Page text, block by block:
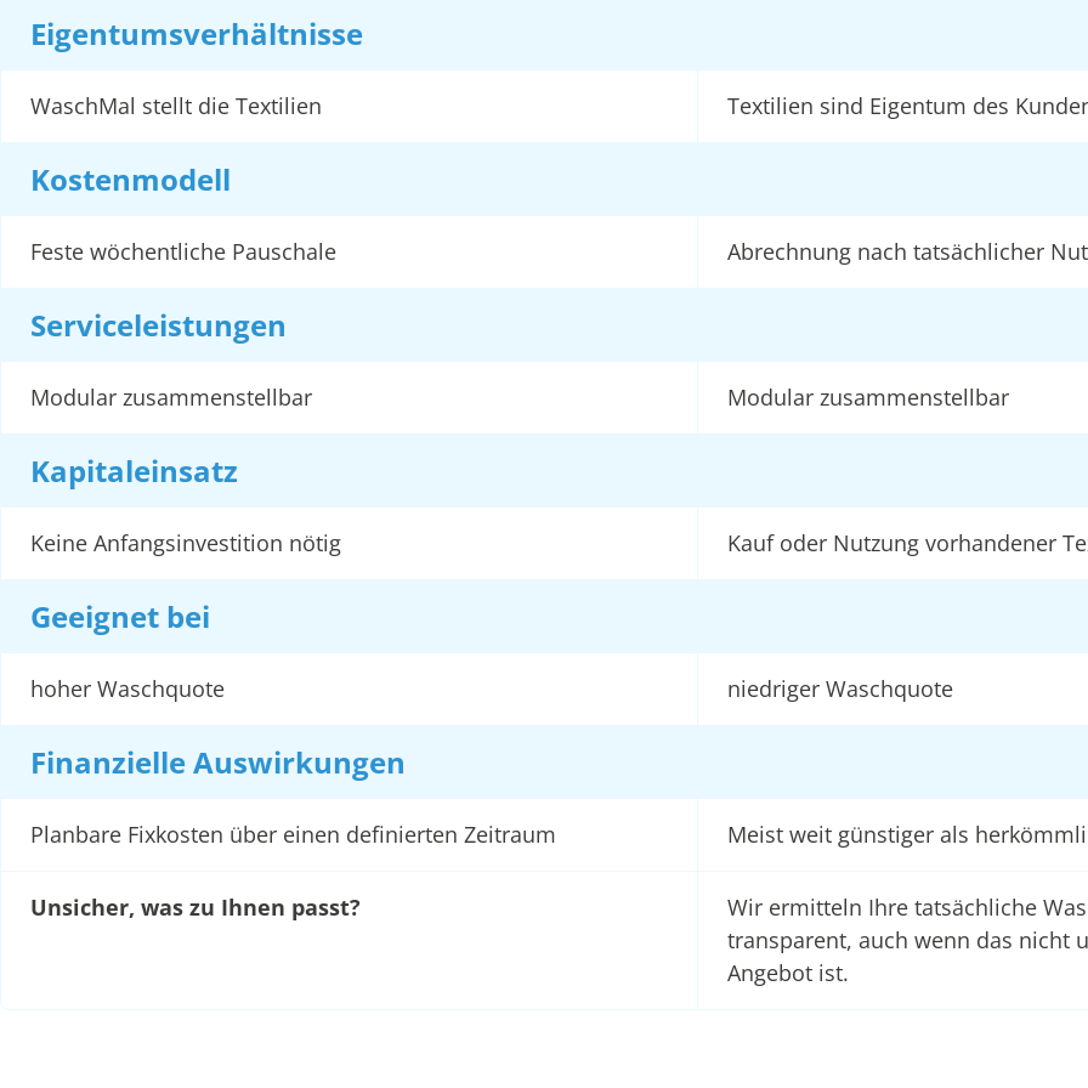
Eigentumsverhältnisse
WaschMal stellt die Textilien Textilien sind Eigentum des
Kostenmodell
Feste wöchentliche Pauschale Abrechnung nach tatsächlicher
Serviceleistungen
Modular zusammenstellbar Modular zusammenstellbar
Kapitaleinsatz
Keine Anfangsinvestition nötig Kauf oder Nutzung vorhandener
Geeignet bei
hoher Waschquote niedriger Waschquote
Finanzielle Auswirkungen
Planbare Fixkosten über einen definierten Zeitraum Meist weit günstiger als
Unsicher, was zu Ihnen passt?
Wir ermitteln Ihre tatsächliche
transparent, auch wenn das nicht
Angebot ist.